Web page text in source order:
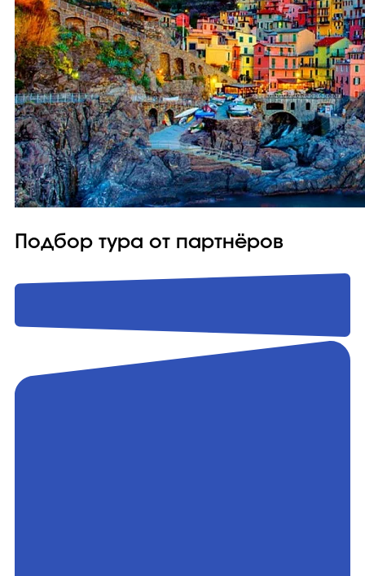
Подбор тура от партнёров